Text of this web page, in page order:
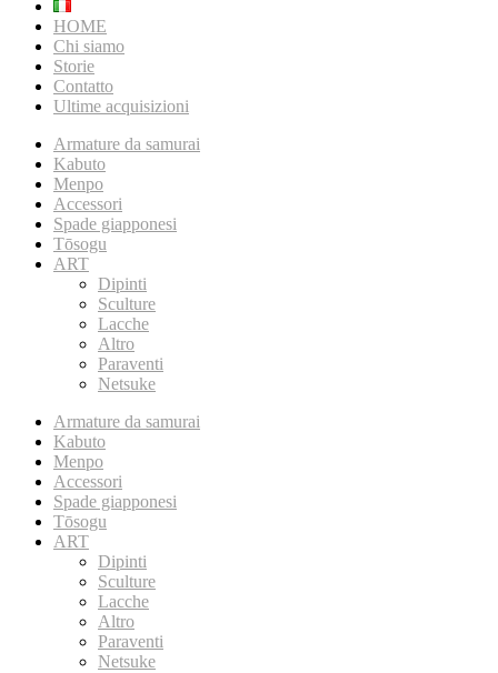
HOME
Chi siamo
Storie
Contatto
Ultime acquisizioni
Armature da samurai
Kabuto
Menpo
Accessori
Spade giapponesi
Tōsogu
ART
Dipinti
Sculture
Lacche
Altro
Paraventi
Netsuke
Armature da samurai
Kabuto
Menpo
Accessori
Spade giapponesi
Tōsogu
ART
Dipinti
Sculture
Lacche
Altro
Paraventi
Netsuke